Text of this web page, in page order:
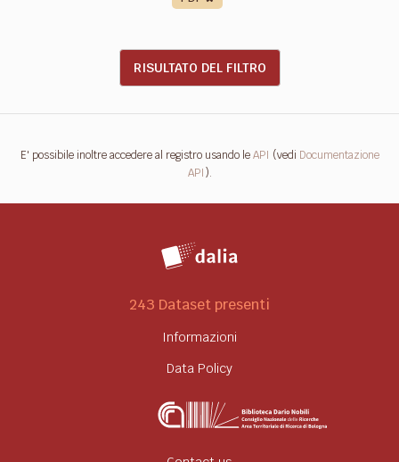
RISULTATO DEL FILTRO
E' possibile inoltre accedere al registro usando leAPI (vedi Documentazione
API).
243 Dataset presenti
Informazioni
Data Policy